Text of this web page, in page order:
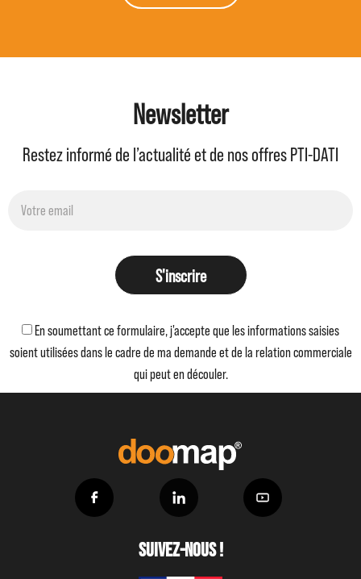
Newsletter
Restez informé de l’actualité et de nos offres PTI-DATI
En soumettant ce formulaire, j'accepte que les informations saisies
soient utilisées dans le cadre de ma demande et de la relation commerciale
qui peut en découler.
S'inscrire
Suivez-nous !